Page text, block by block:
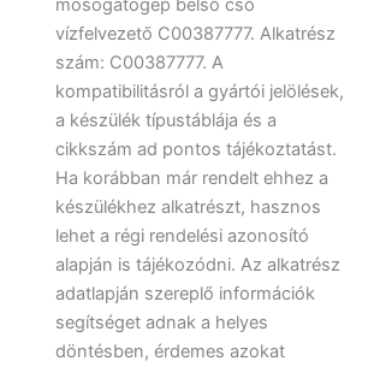
mosogatógép belső cső
vízfelvezető C00387777. Alkatrész
szám: C00387777. A
kompatibilitásról a gyártói jelölések,
a készülék típustáblája és a
cikkszám ad pontos tájékoztatást.
Ha korábban már rendelt ehhez a
készülékhez alkatrészt, hasznos
lehet a régi rendelési azonosító
alapján is tájékozódni. Az alkatrész
adatlapján szereplő információk
segítséget adnak a helyes
döntésben, érdemes azokat